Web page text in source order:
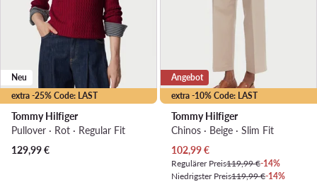
extra -25% Code: LAST
Neu
Tommy Hilfiger
Pullover · Rot · Regular Fit
129,99€
extra -10% Code: LAST
Angebot
Tommy Hilfiger
Chinos · Beige · Slim Fit
Aktueller Preis
102,99€
Regulärer Preis119,99 €-14%
Niedrigster Preis119,99 €-14%